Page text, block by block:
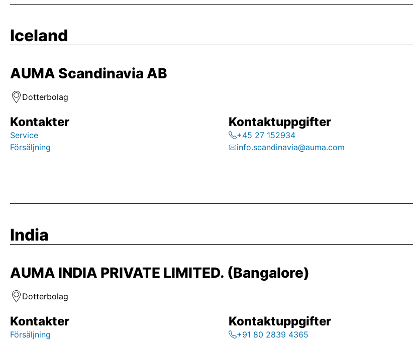
Iceland
AUMA Scandinavia AB
Dotterbolag
Kontakter
Service
Försäljning
Kontaktuppgifter
+45 27 152934
info.scandinavia@auma.com
India
AUMA INDIA PRIVATE LIMITED. (Bangalore)
Dotterbolag
Kontakter
Försäljning
Kontaktuppgifter
+91 80 2839 4365